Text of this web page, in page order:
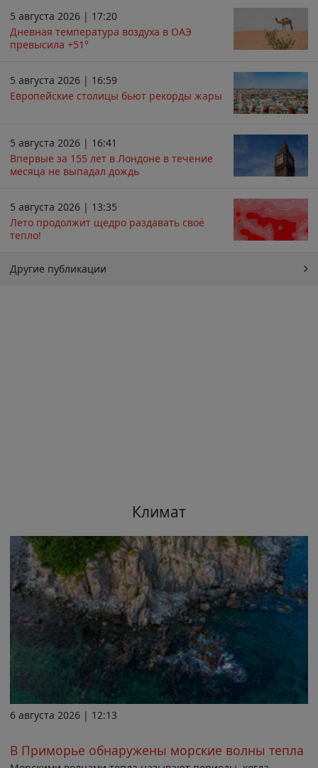
5 августа 2026 | 17:20
Дневная температура воздуха в ОАЭ
превысила +51°
5 августа 2026 | 16:59
Европейские столицы бьют рекорды жары
5 августа 2026 | 16:41
Впервые за 155 лет в Лондоне в течение
месяца не выпадал дождь
5 августа 2026 | 13:35
Лето продолжит щедро раздавать своё
тепло!
Другие публикации
Климат
6 августа 2026 | 12:13
В Приморье обнаружены морские волны тепла